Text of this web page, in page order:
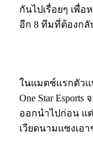
กันไปเรื่อยๆ เพื่อ
อีก 8 ทีมที่ต้องก
ในแมตช์แรกตัวแ
One Star
ออกนำไปก่อน แ
เวียดนามแซงเอา